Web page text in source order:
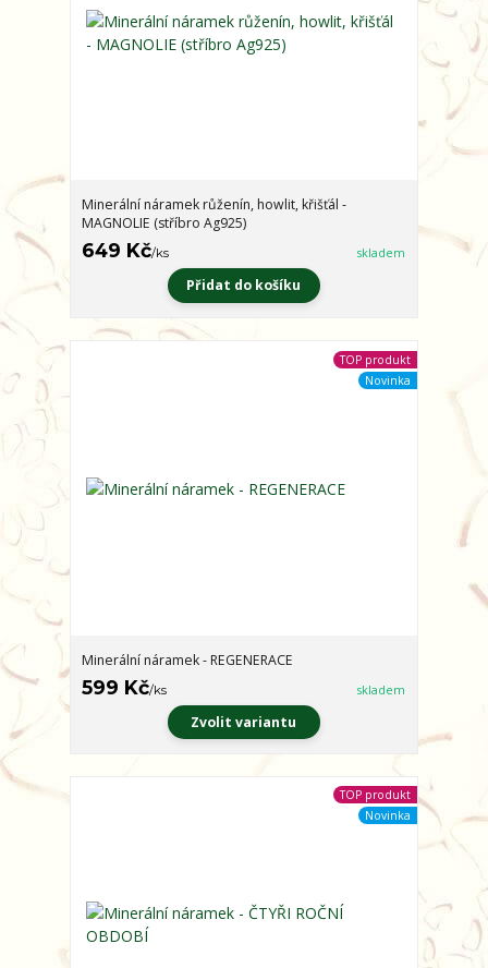
Minerální náramek růženín, howlit, křišťál -
MAGNOLIE (stříbro Ag925)
649 Kč/ks skladem
Přidat do košíku
TOP produkt
Novinka
Minerální náramek - REGENERACE
599 Kč/ks skladem
Zvolit variantu
TOP produkt
Novinka